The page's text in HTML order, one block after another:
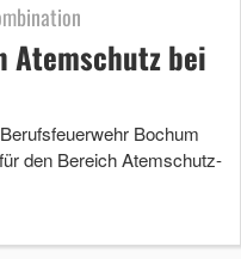
Atemschutz bei
Bochum
den Bereich Atemschutz-